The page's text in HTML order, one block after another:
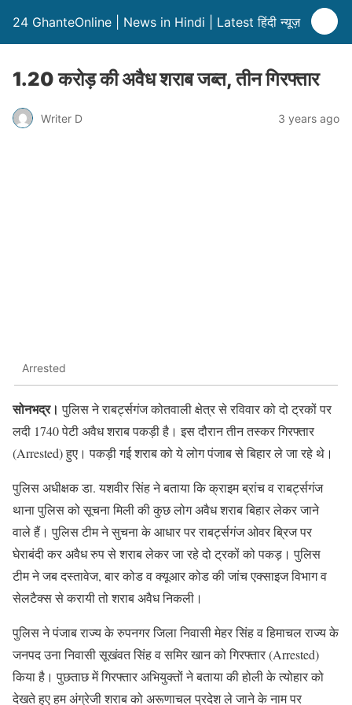
24 GhanteOnline | News in Hindi | Latest हिंदी न्यूज़
1.20 करोड़ की अवैध शराब जब्त, तीन गिरफ्तार
Writer D 3 years ago
Arrested
सोनभद्र। पुलिस ने राबर्ट्सगंज कोतवाली क्षेत्र से रविवार को दो ट्रकों पर
लदी 1740 पेटी अवैध शराब पकड़ी है। इस दौरान तीन तस्कर गिरफ्तार
(Arrested) हुए। पकड़ी गई शराब को ये लोग पंजाब से बिहार ले जा रहे थे।
पुलिस अधीक्षक डा. यशवीर सिंह ने बताया कि क्राइम ब्रांच व राबर्ट्सगंज
थाना पुलिस को सूचना मिली की कुछ लोग अवैध शराब बिहार लेकर जाने
वाले हैं। पुलिस टीम ने सुचना के आधार पर राबर्ट्सगंज ओवर ब्रिज पर
घेराबंदी कर अवैध रुप से शराब लेकर जा रहे दो ट्रकों को पकड़। पुलिस
टीम ने जब दस्तावेज, बार कोड व क्यूआर कोड की जांच एक्साइज विभाग व
सेलटैक्स से करायी तो शराब अवैध निकली।
पुलिस ने पंजाब राज्य के रुपनगर जिला निवासी मेहर सिंह व हिमाचल राज्य के
जनपद उना निवासी सूखंवत सिंह व समिर खान को गिरफ्तार (Arrested)
किया है। पुछताछ में गिरफ्तार अभियुक्तों ने बताया की होली के त्योहार को
देखते हुए हम अंग्रेजी शराब को अरूणाचल प्रदेश ले जाने के नाम पर